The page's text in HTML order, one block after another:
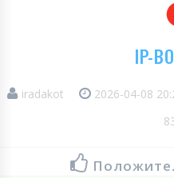
IP-
iradakot 2026-04-08